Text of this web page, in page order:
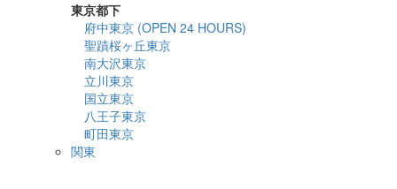
東京都下
府中東京 (OPEN 24 HOURS)
聖蹟桜ヶ丘東京
南大沢東京
立川東京
国立東京
八王子東京
町田東京
関東